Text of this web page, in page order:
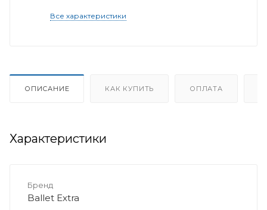
Все характеристики
ОПИСАНИЕ КАК КУПИТЬ ОПЛАТА
Характеристики
Бренд
Ballet Extra